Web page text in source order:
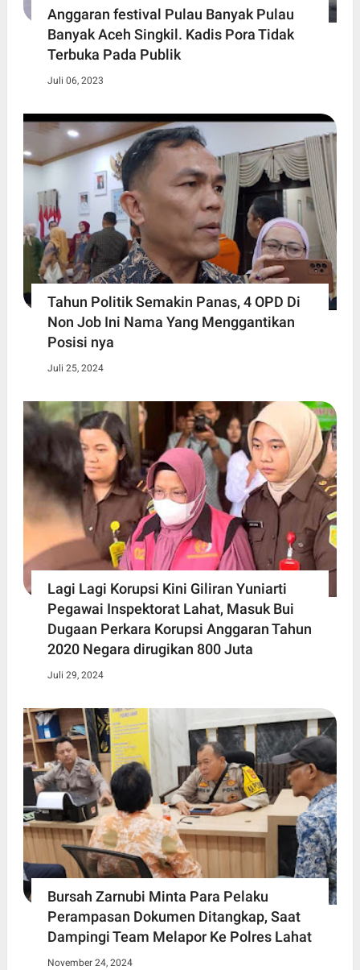
Anggaran festival Pulau Banyak Pulau
Banyak Aceh Singkil. Kadis Pora Tidak
Terbuka Pada Publik
Juli 06, 2023
Tahun Politik Semakin Panas, 4 OPD Di
Non Job Ini Nama Yang Menggantikan
Posisi nya
Juli 25, 2024
Lagi Lagi Korupsi Kini Giliran Yuniarti
Pegawai Inspektorat Lahat, Masuk Bui
Dugaan Perkara Korupsi Anggaran Tahun
2020 Negara dirugikan 800 Juta
Juli 29, 2024
Bursah Zarnubi Minta Para Pelaku
Perampasan Dokumen Ditangkap, Saat
Dampingi Team Melapor Ke Polres Lahat
November 24, 2024